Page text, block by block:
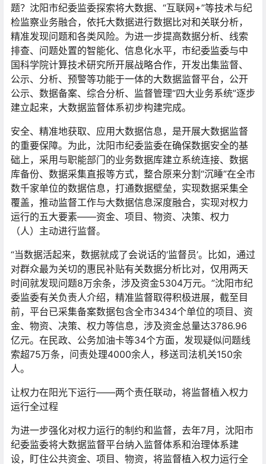
题？沈阳市纪委监委探索将大数据、“互联网+”等技术与纪
检监察业务融合，依托大数据进行数据比对和关联分析，
精准发现问题和各类风险。为进一步提高数据分析、线索
排查、问题处置的智能化、信息化水平，市纪委监委与中
国科学院计算技术研究所开展战略合作，开发出集监督、
公示、分析、预警等功能于一体的大数据监督平台，公开
公示、数据备案、综合分析、监督管理“四大业务系统”逐步
建立起来，大数据监督体系初步构建完成。
安全、精准地获取、应用大数据信息，是开展大数据监督
的重要保障。为此，沈阳市纪委监委在确保数据安全的基
础上，采用与职能部门的业务数据库建立系统连接、数据
库备份、数据采集直报等方式，整合原来分割“沉睡”在全市
数千家单位的数据信息，打通数据壁垒，实现数据采集全
覆盖，推动监督工作与大数据信息深度融合，实现对权力
运行的五大要素——资金、项目、物资、决策、权力
（人）主动进行监督。
“当数据活起来，数据就成了会说话的‘监督员’。比如，通过
对群众最为关切的惠民补贴有关数据分析比对，仅用两天
时间就发现问题8万余条，涉及资金5304万元。”沈阳市纪
委监委有关负责人介绍，精准监督取得积极进展，截至目
前，平台已采集备案数据包含全市3434个单位的项目、资
金、物资、决策、权力等信息，涉及资金总量达3786.96
亿元。在民政、公务加油卡等34个方面，发现疑似问题线
索超75万条，问责处理4000余人，移送司法机关150余
人。
让权力在阳光下运行——两个责任联动，将监督植入权力
运行全过程
为进一步强化对权力运行的制约和监督，去年7月，沈阳市
纪委监委将大数据监督平台纳入监督体系和治理体系建
设，盯住公共资金、项目、物资，将监督植入权力运行全